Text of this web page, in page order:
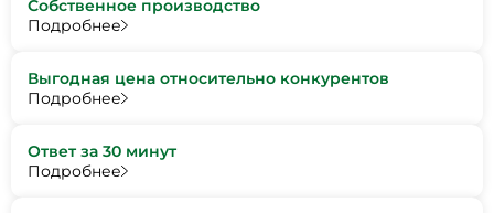
Собственное производство
Подробнее
Выгодная цена относительно конкурентов
Подробнее
Ответ за 30 минут
Подробнее